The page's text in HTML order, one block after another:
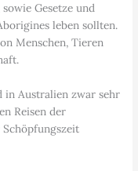
Gesetze und
leben sollten.
Menschen, Tieren
in Australien zwar sehr
Reisen der